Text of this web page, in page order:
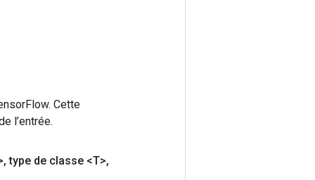
Cette
l’entrée.
, type de classe <T>,